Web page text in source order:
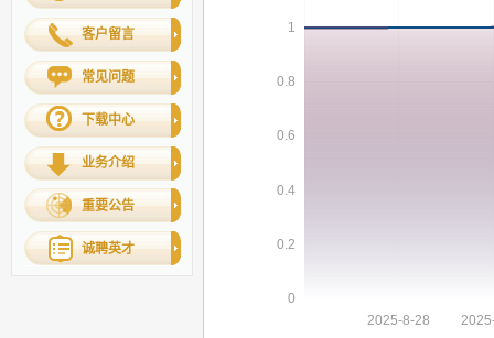
客户留言
常见问题
下载中心
业务介绍
重要公告
诚聘英才